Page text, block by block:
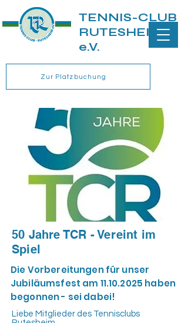
TENNIS-CLUB
RUTESHEIM
e.V.
Zur Platzbuchung
50 Jahre TCR - Vereint im
Spiel
Die Vorbereitungen für unser
Jubiläumsfest am 11.10.2025 haben
begonnen - sei dabei!
Liebe Mitglieder des Tennisclubs